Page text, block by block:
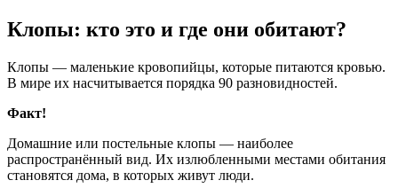
Клопы: кто это и где они обитают?
Клопы — маленькие кровопийцы, которые питаются кровью.
В мире их насчитывается порядка 90 разновидностей.
Факт!
Домашние или постельные клопы — наиболее
распространённый вид. Их излюбленными местами обитания
становятся дома, в которых живут люди.